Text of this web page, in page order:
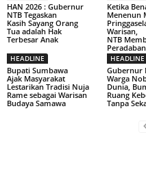
HAN 2026 : Gubernur
NTB Tegaskan
Kasih Sayang Orang
Tua adalah Hak
Terbesar Anak
Ketika
Menenun
Warisan,
NTB
Peradaban
HEADLINE
Bupati Sumbawa
Ajak Masyarakat
Lestarikan Tradisi Nuja
Rame sebagai Warisan
Budaya Samawa
HEADLINE
Gubernur
Warga
Dunia,
Ruang
Tanpa